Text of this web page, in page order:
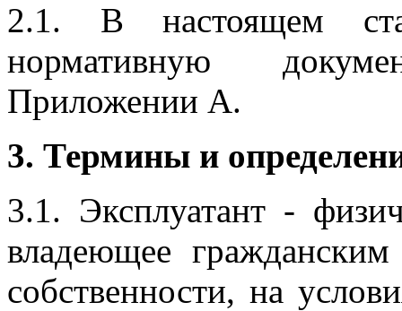
2.1. В настоящем
нормативную
Приложении А.
3. Термины и
3.1. Эксплуатант -
владеющее
собственности, на